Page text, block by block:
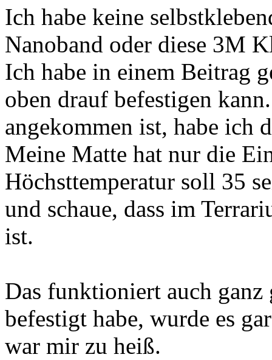
Ich habe keine
Nanoband oder diese 3M
Ich habe in einem Beitrag
oben drauf befestigen
angekommen ist, habe ich
Meine Matte hat nur die
Höchsttemperatur soll 35
und schaue, dass im
ist.
Das funktioniert auch ganz
befestigt habe, wurde es
war mir zu heiß.